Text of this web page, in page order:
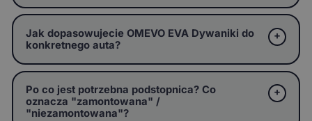
Jak dopasowujecie OMEVO EVA Dywaniki do
konkretnego auta?
Po co jest potrzebna podstopnica? Co
oznacza "zamontowana" /
"niezamontowana"?